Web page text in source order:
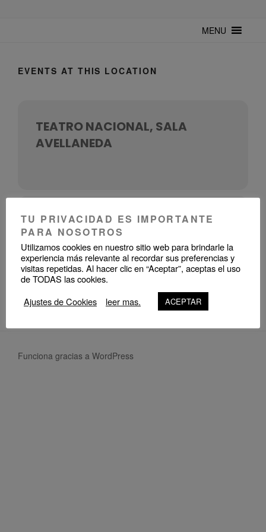
mantenerte actualizado sobre Cuba y sus artistas. Noticias, eventos y
MENU
EVENTS AT THIS LOCATION
TEATRO NACIONAL, SALA
AVELLANEDA
UPCOMING EVENTS
NO EVENTS
Funciona gracias a WordPress
TU PRIVACIDAD ES IMPORTANTE
PARA NOSOTROS
Utilizamos cookies en nuestro sitio web para brindarle la
experiencia más relevante al recordar sus preferencias y
visitas repetidas. Al hacer clic en “Aceptar”, aceptas el uso
de TODAS las cookies.
Ajustes de Cookies
leer mas. ACEPTAR